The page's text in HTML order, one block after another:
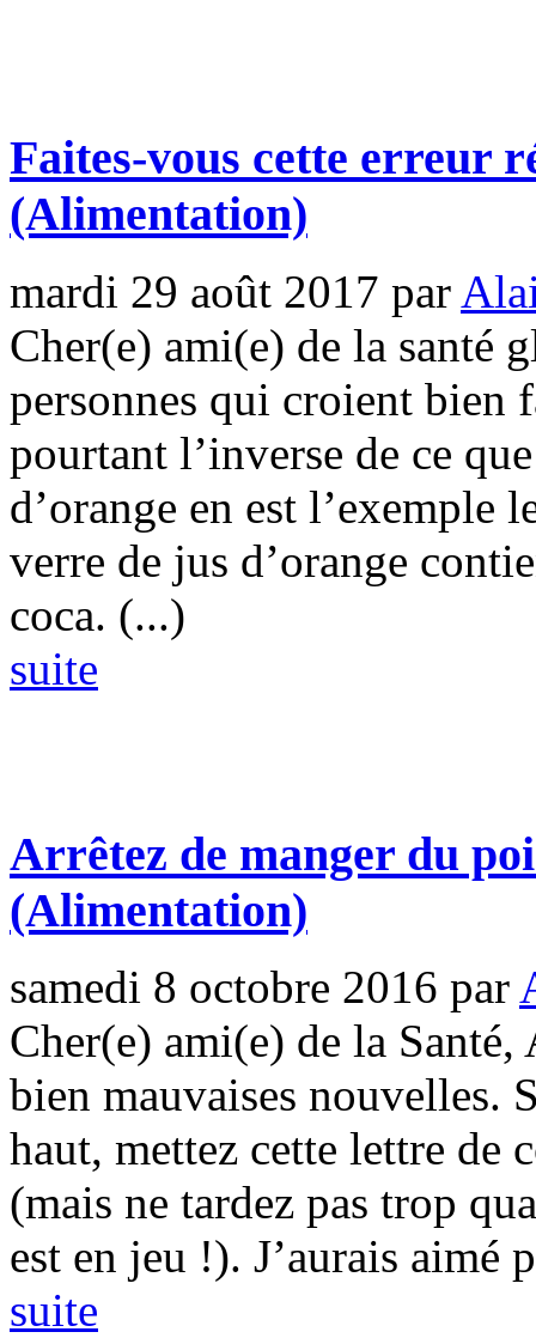
Faites-vous cette erreur
(Alimentation)
mardi 29 août 2017 par
Cher(e) ami(e) de la santé
personnes qui croient bien
pourtant l’inverse de ce
d’orange en est l’exemple
verre de jus d’orange
coca. (...)
suite
Arrêtez de manger du
(Alimentation)
samedi 8 octobre 2016 par
Cher(e) ami(e) de la
bien mauvaises nouvelles.
haut, mettez cette lettre de
(mais ne tardez pas trop
est en jeu !). J’aurais aimé
suite